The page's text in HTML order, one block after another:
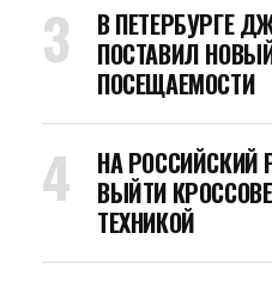
В ПЕТЕРБУРГЕ
ПОСТАВИЛ
ПОСЕЩАЕМОСТИ
НА РОССИЙСКИЙ
ВЫЙТИ
ТЕХНИКОЙ